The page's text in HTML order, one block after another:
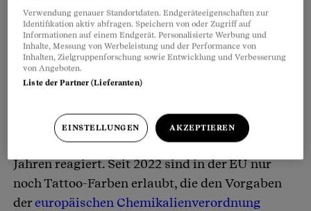
Stoffe.Kantonschemiker Otmar Deflorin riet
deshalb, Produkte bei Schweizer
Grossimporteuren zu beziehen, um
gesundheitliche Risiken zu minimieren.
EU: Schon länger verschärfte Grenzwerte
Die Europäische Union hat schon vor zwei
Jahren reagiert. Seit 2022 sind in der EU nur
noch Tattoo-Farben erlaubt, die den Vorgaben
dereuropäischen Chemikalienverordnung
Verwendung genauer Standortdaten. Endgeräteeigenschaften zur
Identifikation aktiv abfragen. Speichern von oder Zugriff auf
Informationen auf einem Endgerät. Personalisierte Werbung und
Inhalte, Messung von Werbeleistung und der Performance von
Inhalten, Zielgruppenforschung sowie Entwicklung und Verbesserung
von Angeboten.
Liste der Partner (Lieferanten)
EINSTELLUNGEN AKZEPTIEREN